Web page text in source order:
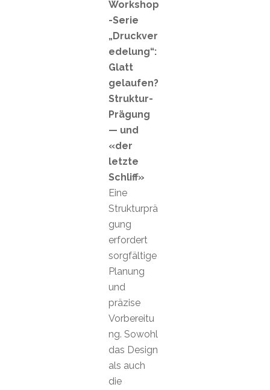
Workshop
-Serie
„Druckver
edelung“:
Glatt
gelaufen?
Struktur-
Prägung
— und
«der
letzte
Schliff»
Eine
Strukturprä
gung
erfordert
sorgfältige
Planung
und
präzise
Vorbereitu
ng. Sowohl
das Design
als auch
die